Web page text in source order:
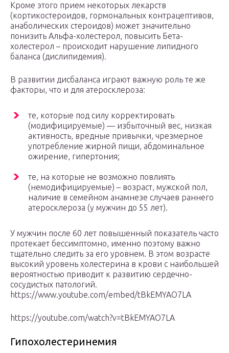
Кроме этого прием некоторых лекарств
(кортикостероидов, гормональных контрацептивов,
анаболических стероидов) может значительно
понизить Альфа-холестерол, повысить Бета-
холестерол – происходит нарушение липидного
баланса (дислипидемия).
В развитии дисбаланса играют важную роль те же
факторы, что и для атеросклероза:
те, которые под силу корректировать
(модифицируемые) — избыточный вес, низкая
активность, вредные привычки, чрезмерное
употребление жирной пищи, абдоминальное
ожирение, гипертония;
те, на которые не возможно повлиять
(немодифицируемые) – возраст, мужской пол,
наличие в семейном анамнезе случаев раннего
атеросклероза (у мужчин до 55 лет).
У мужчин после 60 лет повышенный показатель часто
протекает бессимптомно, именно поэтому важно
тщательно следить за его уровнем. В этом возрасте
высокий уровень холестерина в крови с наибольшей
вероятностью приводит к развитию сердечно-
сосудистых патологий.
https://www.youtube.com/embed/tBkEMYAO7LA
https://youtube.com/watch?v=tBkEMYAO7LA
Гипохолестеринемия